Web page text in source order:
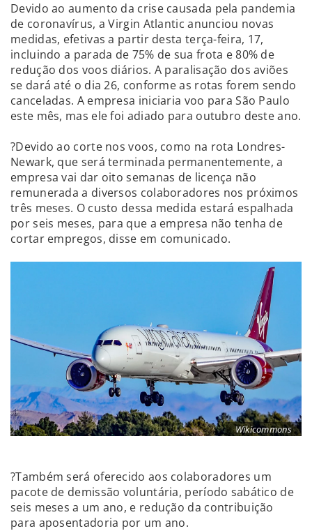
Devido ao aumento da crise causada pela pandemia
de coronavírus, a Virgin Atlantic anunciou novas
medidas, efetivas a partir desta terça-feira, 17,
incluindo a parada de 75% de sua frota e 80% de
redução dos voos diários. A paralisação dos aviões
se dará até o dia 26, conforme as rotas forem sendo
canceladas. A empresa iniciaria voo para São Paulo
este mês, mas ele foi adiado para outubro deste ano.
?Devido ao corte nos voos, como na rota Londres-
Newark, que será terminada permanentemente, a
empresa vai dar oito semanas de licença não
remunerada a diversos colaboradores nos próximos
três meses. O custo dessa medida estará espalhada
por seis meses, para que a empresa não tenha de
cortar empregos, disse em comunicado.
Wikicommons
?Também será oferecido aos colaboradores um
pacote de demissão voluntária, período sabático de
seis meses a um ano, e redução da contribuição
para aposentadoria por um ano.